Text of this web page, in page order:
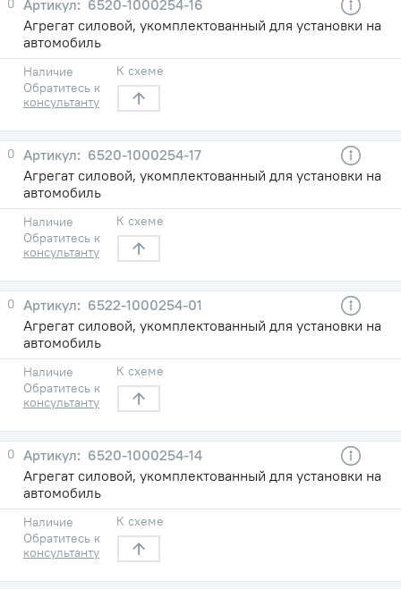
0
6520-1000254-16
Агрегат силовой, укомплектованный для установки на
автомобиль
Наличие
Обратитесь к
консультанту
К схеме
0
6520-1000254-17
Агрегат силовой, укомплектованный для установки на
автомобиль
Наличие
Обратитесь к
консультанту
К схеме
0
6522-1000254-01
Агрегат силовой, укомплектованный для установки на
автомобиль
Наличие
Обратитесь к
консультанту
К схеме
0
6520-1000254-14
Агрегат силовой, укомплектованный для установки на
автомобиль
Наличие
Обратитесь к
консультанту
К схеме